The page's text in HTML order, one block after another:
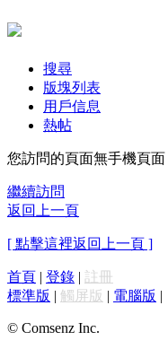
搜尋
版塊列表
用戶信息
熱帖
您訪問的頁面無手機頁
繼續訪問
返回上一頁
[ 點擊這裡返回上一頁 ]
首頁 | 登錄 | 註冊
標準版 | 觸屏版 | 電腦版 |
© Comsenz Inc.